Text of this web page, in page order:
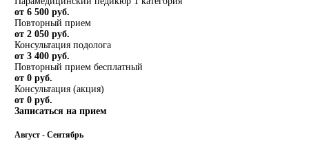
от 6 500 руб.
Повторный прием
от 2 050 руб.
Консультация подолога
от 3 400 руб.
Повторный прием бесплатный
от 0 руб.
Консультация (акция)
от 0 руб.
Записаться на прием
Август - Сентябрь